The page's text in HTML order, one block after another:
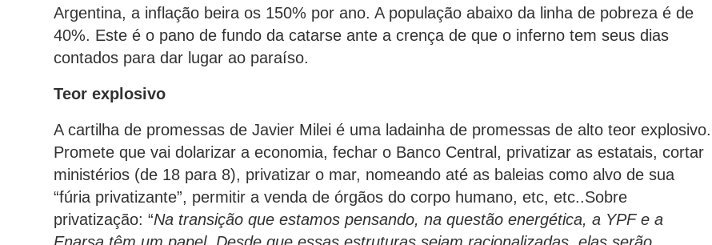
Argentina, a inflação beira os 150% por ano. A população abaixo da linha de pobreza é de
40%. Este é o pano de fundo da catarse ante a crença de que o inferno tem seus dias
contados para dar lugar ao paraíso.
Teor explosivo
A cartilha de promessas de Javier Milei é uma ladainha de promessas de alto teor explosivo.
Promete que vai dolarizar a economia, fechar o Banco Central, privatizar as estatais, cortar
ministérios (de 18 para 8), privatizar o mar, nomeando até as baleias como alvo de sua
“fúria privatizante”, permitir a venda de órgãos do corpo humano, etc, etc..Sobre
privatização: “Na transição que estamos pensando, na questão energética, a YPF e a